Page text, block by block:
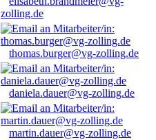
zolling.de
thomas.burger@vg-zolling.de
daniela.dauer@vg-zolling.de
martin.dauer@vg-zolling.de